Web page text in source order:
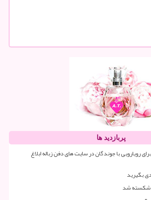
پربازدید ها
رویارویی با جوندگان در سایت های دفن زباله ابلاغ
بگیرید